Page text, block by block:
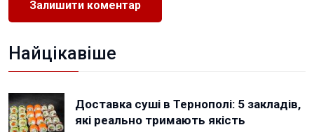
Найцікавіше
Доставка суші в Тернополі: 5 закладів,
які реально тримають якість